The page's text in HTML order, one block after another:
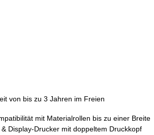
von bis zu 3 Jahren im Freien
mit Materialrollen bis zu einer Breite
Display-Drucker mit doppeltem Druckkopf